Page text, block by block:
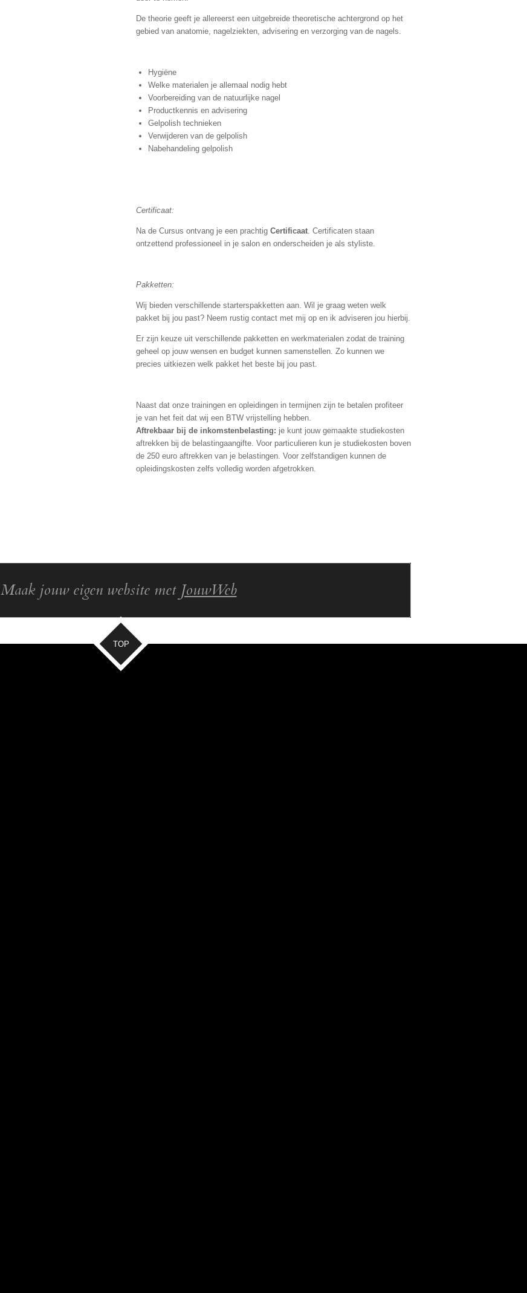
De theorie geeft je allereerst een uitgebreide theoretische achtergrond op het
gebied van anatomie, nagelziekten, advisering en verzorging van de nagels.
Hygiëne
Welke materialen je allemaal nodig hebt
Voorbereiding van de natuurlijke nagel
Productkennis en advisering
Gelpolish technieken
Verwijderen van de gelpolish
Nabehandeling gelpolish
Certificaat:
Na de Cursus ontvang je een prachtig Certificaat. Certificaten staan
ontzettend professioneel in je salon en onderscheiden je als styliste.
Pakketten:
Wij bieden verschillende starterspakketten aan. Wil je graag weten welk
pakket bij jou past? Neem rustig contact met mij op en ik adviseren jou hierbij.
Er zijn keuze uit verschillende pakketten en werkmaterialen zodat de training
geheel op jouw wensen en budget kunnen samenstellen. Zo kunnen we
precies uitkiezen welk pakket het beste bij jou past.
Naast dat onze trainingen en opleidingen in termijnen zijn te betalen profiteer
je van het feit dat wij een BTW vrijstelling hebben.
Aftrekbaar bij de inkomstenbelasting: je kunt jouw gemaakte studiekosten
aftrekken bij de belastingaangifte. Voor particulieren kun je studiekosten boven
de 250 euro aftrekken van je belastingen. Voor zelfstandigen kunnen de
opleidingskosten zelfs volledig worden afgetrokken.
Maak jouw eigen website met JouwWeb
TOP